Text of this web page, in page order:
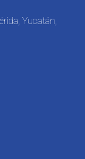
Yucatán,